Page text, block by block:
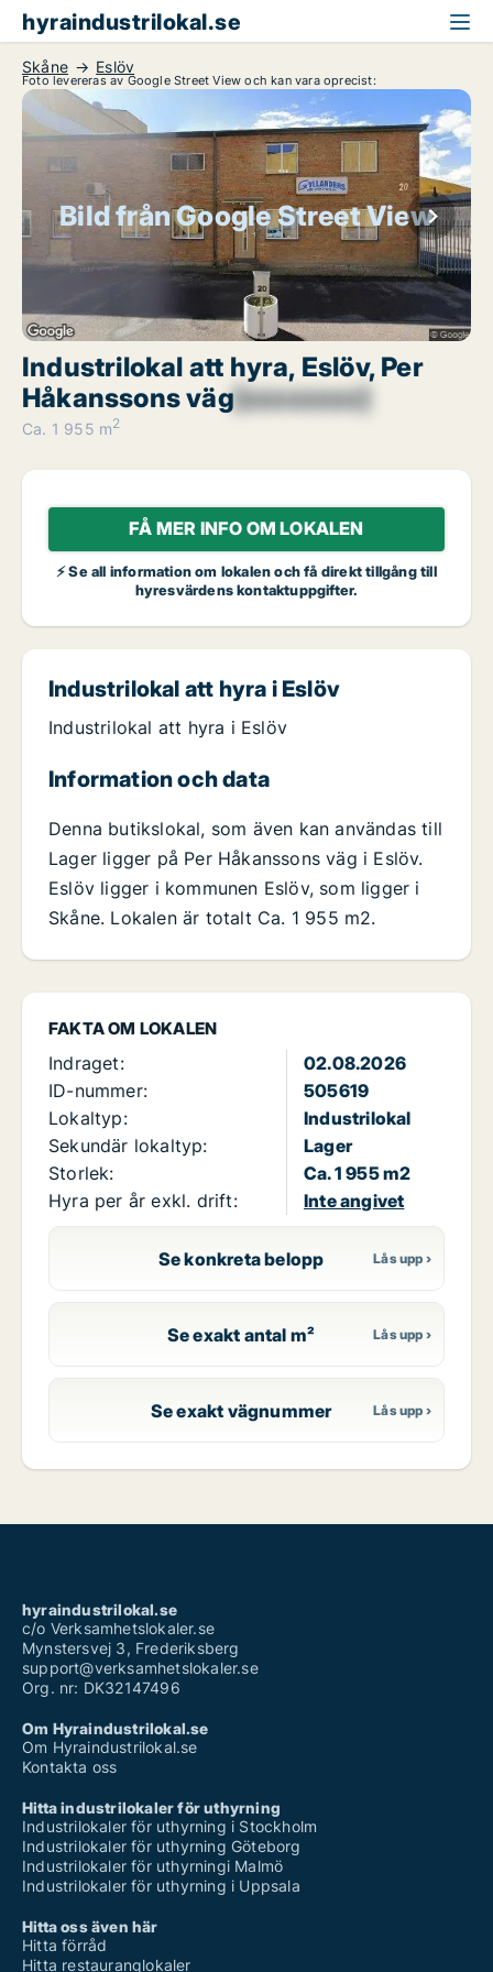
hyraindustrilokal.se
Skåne Eslöv
Foto levereras av Google Street View och kan vara oprecist:
Bild från Google Street View
Industrilokal att hyra, Eslöv, Per
Håkanssons väg[xxxxxxxx]
Ca. 1 955 m2
FÅ MER INFO OM LOKALEN
⚡ Se all information om lokalen och få direkt tillgång till
hyresvärdens kontaktuppgifter.
FAKTA OM LOKALEN
Indraget:
02.08.2026
ID-nummer:
505619
Lokaltyp:
Industrilokal
Sekundär lokaltyp:
Lager
Storlek:
Ca. 1 955 m2
Hyra per år exkl. drift:
Inte angivet
Se konkreta belopp
Se exakt antal m²
Se exakt vägnummer
Industrilokal att hyra i Eslöv
Industrilokal att hyra i Eslöv
Information och data
Denna butikslokal, som även kan användas till
Lager ligger på Per Håkanssons väg i Eslöv.
Eslöv ligger i kommunen Eslöv, som ligger i
Skåne. Lokalen är totalt Ca. 1 955 m2.
hyraindustrilokal.se
c/o Verksamhetslokaler.se
Mynstersvej 3, Frederiksberg
support@verksamhetslokaler.se
Org. nr: DK32147496
Om Hyraindustrilokal.se
Om Hyraindustrilokal.se
Kontakta oss
Hitta industrilokaler för uthyrning
Industrilokaler för uthyrning i Stockholm
Industrilokaler för uthyrning Göteborg
Industrilokaler för uthyrningi Malmö
Industrilokaler för uthyrning i Uppsala
Hitta oss även här
Hitta förråd
Hitta restauranglokaler